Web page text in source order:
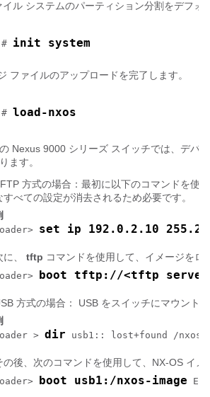
イル システムのパーティション分割をデフ
init system
ファイルのアップロードを完了します。
load-nxos
Nexus 9000 シリーズ スイッチでは、デバ
ます。
方式の場合：最初に以下のコマンドを使
すべての設定が消去されるため必要です。
set ip 192.0.2.10
に、 tftp コマンドを使用して、イメージをロ
boot tftp://<tftp server
方式の場合： USB をスイッチにマウント
> dir usb1:: lost+found /
の後、次のコマンドを使用して、NX-OS イメ
boot usb1:/nxos-image